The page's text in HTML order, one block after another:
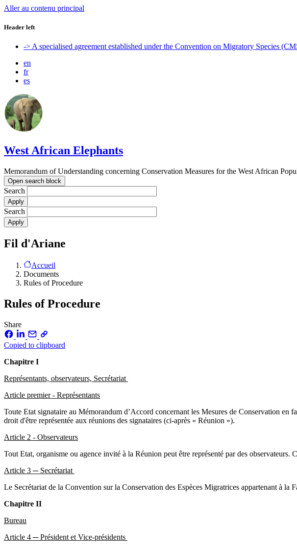
Aller au contenu principal
Header left
-> A specialised agreement established under the Convention on Migratory Species
en
fr
es
West African Elephants
Memorandum of Understanding concerning Conservation Measures for the West African
Open search block
Search
Search
Fil d'Ariane
Accueil
Documents
Rules of Procedure
Rules of Procedure
Share
Copied to clipboard
Chapitre I
Représentants, observateurs, Secrétariat
Article premier - Représentants
Toute Etat signataire au Mémorandum d’Accord concernant les Mesures de Conservation
droit d'être représentée aux réunions des signataires (ci-après « Réunion »).
Article 2 - Observateurs
Tout Etat, organisme ou agence invité à la Réunion peut être représenté par des
Article 3 ─ Secrétariat
Le Secrétariat de la Convention sur la Conservation des Espèces Migratrices appartenant à
Chapitre II
Bureau
Article 4 ─ Président et Vice-présidents